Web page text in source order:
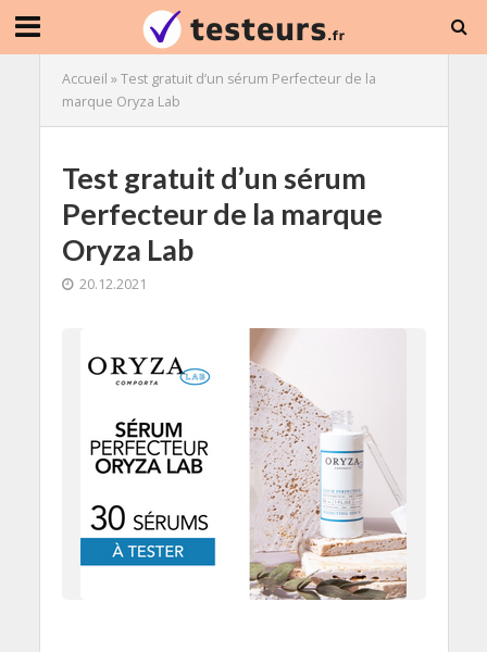
Accueil »Test gratuit d’un sérum Perfecteur de la
marque Oryza Lab
Test gratuit d’un sérum
Perfecteur de la marque
Oryza Lab
20.12.2021